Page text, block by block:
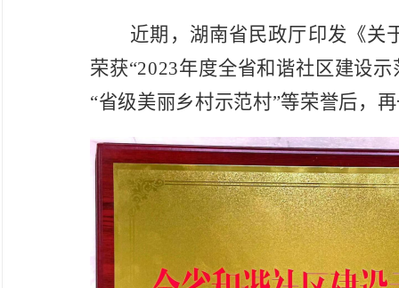
近期，湖南省民政厅印发《关
荣获“2023年度全省和谐社区建设
“省级美丽乡村示范村”等荣誉后，